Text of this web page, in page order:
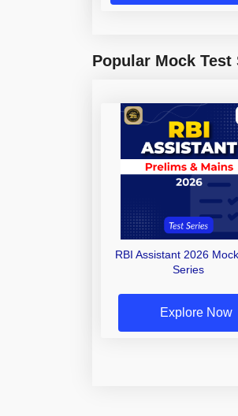
Popular Mock Test
RBI Assistant 2026
Series
Explore Now